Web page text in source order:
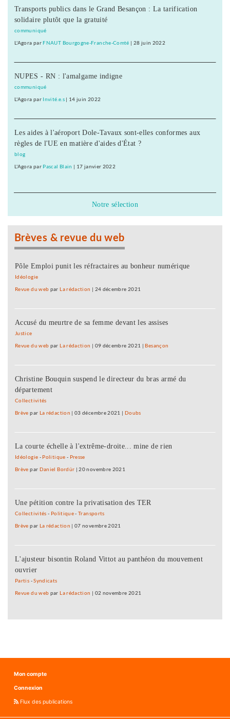
Transports publics dans le Grand Besançon : La tarification
solidaire plutôt que la gratuité
communiqué
L'Agora par FNAUT Bourgogne-Franche-Comté 28 juin 2022
NUPES - RN : l'amalgame indigne
communiqué
L'Agora par Invité.e.s| 14 juin 2022
Les aides à l'aéroport Dole-Tavaux sont-elles conformes aux
règles de l'UE en matière d'aides d'État ?
blog
L'Agora par Pascal Blain 17 janvier 2022
Notre sélection
Brèves & revue du web
Pôle Emploi punit les réfractaires au bonheur numérique
Idéologie
Revue du web par La rédaction 24 décembre 2021
Accusé du meurtre de sa femme devant les assises
Justice
Revue du web par La rédaction 09 décembre 2021 Besançon
Christine Bouquin suspend le directeur du bras armé du
département
Collectivités
Brève par La rédaction |03 décembre 2021 Doubs
La courte échelle à l'extrême-droite... mine de rien
Idéologie - Politique - Presse
Brève par Daniel Bordür |20 novembre 2021
Une pétition contre la privatisation des TER
Collectivités - Politique-Transports
Brève par La rédaction |07 novembre 2021
L'ajusteur bisontin Roland Vittot au panthéon du mouvement
ouvrier
Partis -Syndicats
Revue du web par La rédaction 02 novembre 2021
Mon compte
Connexion
Flux des publications